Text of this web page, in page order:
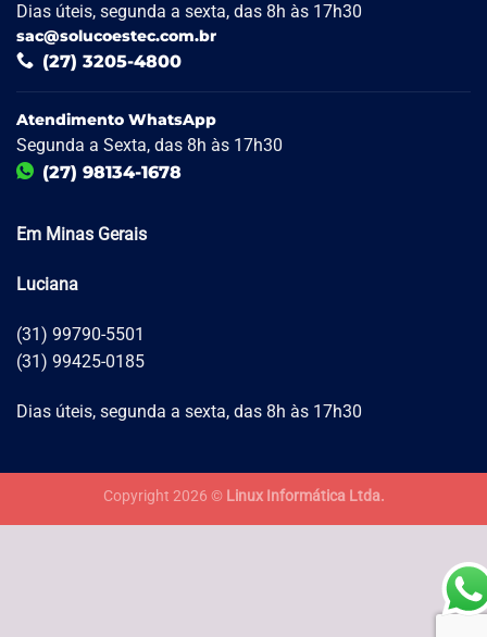
Dias úteis, segunda a sexta, das 8h às 17h30
sac@solucoestec.com.br
(27) 3205-4800
Atendimento WhatsApp
Segunda a Sexta, das 8h às 17h30
(27) 98134-1678
Em Minas Gerais
Luciana
(31) 99790-5501
(31) 99425-0185
Dias úteis, segunda a sexta, das 8h às 17h30
Copyright 2026 © Linux Informática Ltda.